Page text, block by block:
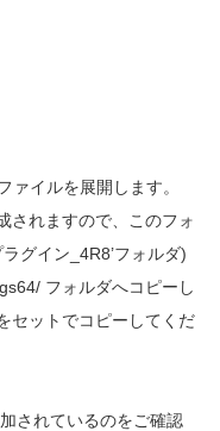
ァイルを展開します。
されますので、このフォ
ラグイン_4R8’フォルダ)
フォルダへコピーし
セットでコピーしてくだ
されているのをご確認